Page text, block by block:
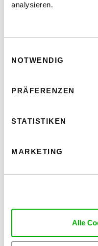
analysieren.
NOTWENDIG
PRÄFERENZEN
STATISTIKEN
MARKETING
Alle
KINDER,
Zuhören ist mehr als
Zusammenspiel von
Beziehung. Autorin Lena
Erfahrung aus der